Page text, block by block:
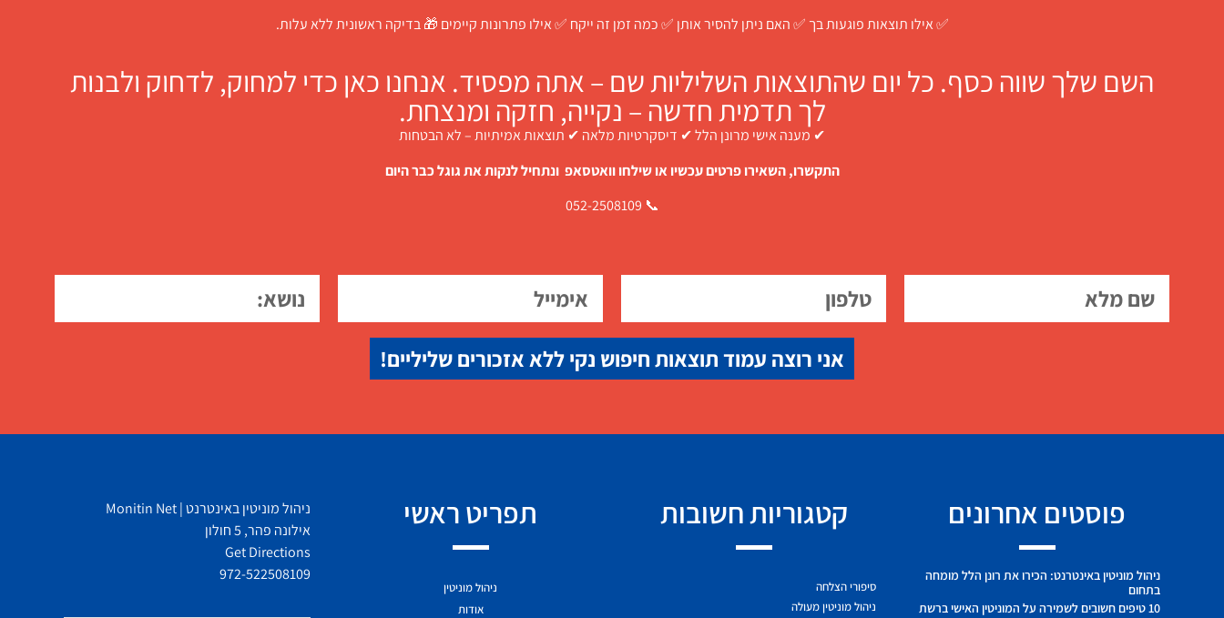
✅ אילו תוצאות פוגעות בך ✅ האם ניתן להסיר אותן ✅ כמה זמן זה ייקח ✅ אילו פתרונות קיימים 🎁 בדיקה ראשונית ללא עלות.
השם שלך שווה כסף. כל יום שהתוצאות השליליות שם – אתה מפסיד. אנחנו כאן כדי למחוק, לדחוק ולבנות
לך תדמית חדשה – נקייה, חזקה ומנצחת.
✔ מענה אישי מרונן הלל ✔ דיסקרטיות מלאה ✔ תוצאות אמיתיות – לא הבטחות
התקשרו, השאירו פרטים עכשיו או שילחו וואטסאפ ונתחיל לנקות את גוגל כבר היום
📞 052-2508109
אני רוצה עמוד תוצאות חיפוש נקי ללא אזכורים שליליים!
פוסטים אחרונים
ניהול מוניטין באינטרנט: הכירו את רונן הלל מומחה
בתחום
10 טיפים חשובים לשמירה על המוניטין האישי ברשת
קטגוריות חשובות
סיפורי הצלחה
ניהול מוניטין מעולה
תפריט ראשי
ניהול מוניטין
אודות
ניהול מוניטין באינטרנט | Monitin Net
אילונה פהר, 5 חולון
Get Directions
972-522508109